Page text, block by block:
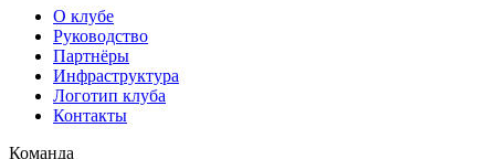
О клубе
Руководство
Партнёры
Инфраструктура
Логотип клуба
Контакты
Команда